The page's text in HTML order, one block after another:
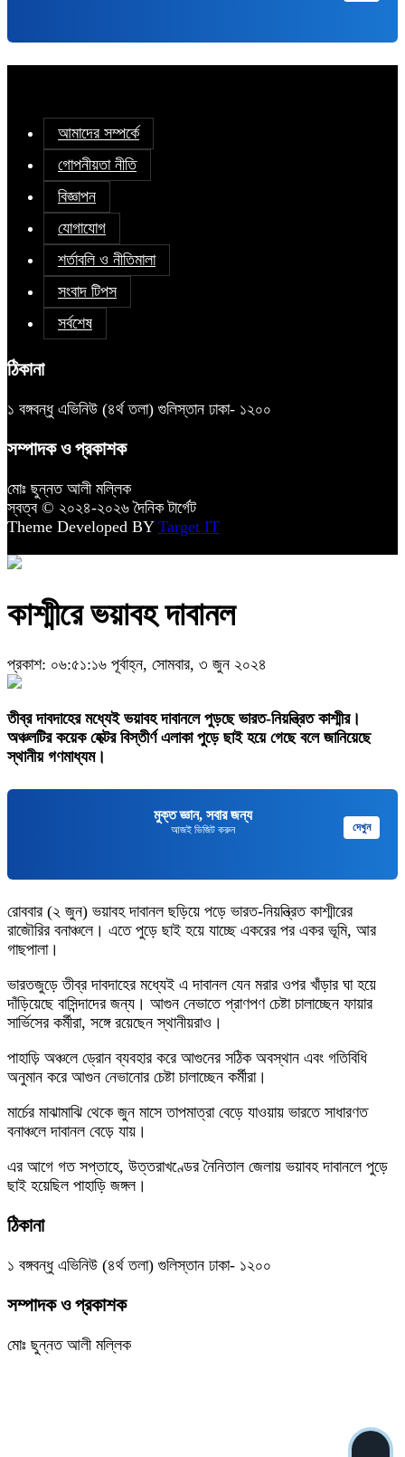
আমাদের সম্পর্কে
গোপনীয়তা নীতি
বিজ্ঞাপন
যোগাযোগ
শর্তাবলি ও নীতিমালা
সংবাদ টিপস
সর্বশেষ
ঠিকানা
১ বঙ্গবন্ধু এভিনিউ (৪র্থ তলা) গুলিস্তান ঢাকা- ১২০০
সম্পাদক ও প্রকাশক
মোঃ ছুন্নত আলী মল্লিক
স্বত্ব © ২০২৪-২০২৬ দৈনিক টার্গেট
Theme Developed BY Target IT
কাশ্মীরে ভয়াবহ দাবানল
প্রকাশ: ০৬:৫১:১৬ পূর্বাহ্ন, সোমবার, ৩ জুন ২০২৪
তীব্র দাবদাহের মধ্যেই ভয়াবহ দাবানলে পুড়ছে ভারত-নিয়ন্ত্রিত কাশ্মীর।
অঞ্চলটির কয়েক হেক্টর বিস্তীর্ণ এলাকা পুড়ে ছাই হয়ে গেছে বলে জানিয়েছে
স্থানীয় গণমাধ্যম।
মুক্ত জ্ঞান, সবার জন্য
আজই ভিজিট করুন দেখুন
রোববার (২ জুন) ভয়াবহ দাবানল ছড়িয়ে পড়ে ভারত-নিয়ন্ত্রিত কাশ্মীরের
রাজৌরির বনাঞ্চলে। এতে পুড়ে ছাই হয়ে যাচ্ছে একরের পর একর ভূমি, আর
গাছপালা।
ভারতজুড়ে তীব্র দাবদাহের মধ্যেই এ দাবানল যেন মরার ওপর খাঁড়ার ঘা হয়ে
দাঁড়িয়েছে বাসিন্দাদের জন্য। আগুন নেভাতে প্রাণপণ চেষ্টা চালাচ্ছেন ফায়ার
সার্ভিসের কর্মীরা, সঙ্গে রয়েছেন স্থানীয়রাও।
পাহাড়ি অঞ্চলে ড্রোন ব্যবহার করে আগুনের সঠিক অবস্থান এবং গতিবিধি
অনুমান করে আগুন নেভানোর চেষ্টা চালাচ্ছেন কর্মীরা।
মার্চের মাঝামাঝি থেকে জুন মাসে তাপমাত্রা বেড়ে যাওয়ায় ভারতে সাধারণত
বনাঞ্চলে দাবানল বেড়ে যায়।
এর আগে গত সপ্তাহে, উত্তরাখণ্ডের নৈনিতাল জেলায় ভয়াবহ দাবানলে পুড়ে
ছাই হয়েছিল পাহাড়ি জঙ্গল।
ঠিকানা
১ বঙ্গবন্ধু এভিনিউ (৪র্থ তলা) গুলিস্তান ঢাকা- ১২০০
সম্পাদক ও প্রকাশক
মোঃ ছুন্নত আলী মল্লিক